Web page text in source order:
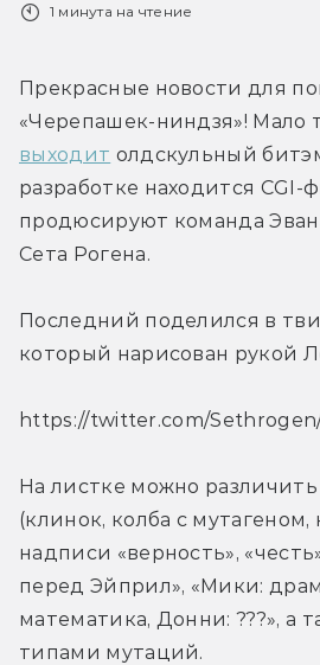
1 минута на чтение
Прекрасные новости для
«Черепашек-ниндзя»! Мало
выходит олдскульный
разработке находится
продюсируют команда
Сета Рогена.
Последний поделился в
который нарисован рукой
https://twitter.com/
На листке можно различить
(клинок, колба с мутагеном,
надписи «верность»,
перед Эйприл», «Мики:
математика, Донни: ???», а
типами мутаций.